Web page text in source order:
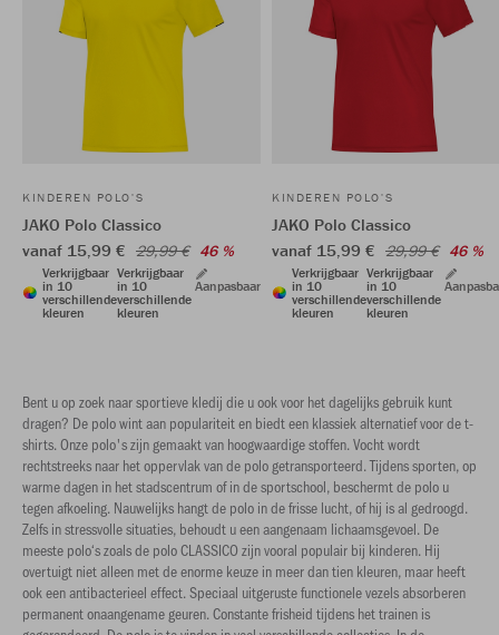
KINDEREN POLO'S
JAKO Polo Classico
vanaf 15,99 € 29,99 € 46 %
Verkrijgbaar
in 10
verschillende
kleuren
Verkrijgbaar
in 10
verschillende
kleuren
Aanpasbaar
KINDEREN POLO'S
JAKO Polo Classico
vanaf 15,99 € 29,99 € 46 %
Verkrijgbaar
in 10
verschillende
kleuren
Verkrijgbaar
in 10
verschillende
kleuren
Bent u op zoek naar sportieve kledij die u ook voor het dagelijks gebruik kunt
dragen? De polo wint aan populariteit en biedt een klassiek alternatief voor de t-
shirts. Onze polo's zijn gemaakt van hoogwaardige stoffen. Vocht wordt
rechtstreeks naar het oppervlak van de polo getransporteerd. Tijdens sporten, op
warme dagen in het stadscentrum of in de sportschool, beschermt de polo u
tegen afkoeling. Nauwelijks hangt de polo in de frisse lucht, of hij is al gedroogd.
Zelfs in stressvolle situaties, behoudt u een aangenaam lichaamsgevoel. De
meeste polo‘s zoals de polo CLASSICO zijn vooral populair bij kinderen. Hij
overtuigt niet alleen met de enorme keuze in meer dan tien kleuren, maar heeft
ook een antibacterieel effect. Speciaal uitgeruste functionele vezels absorberen
permanent onaangename geuren. Constante frisheid tijdens het trainen is